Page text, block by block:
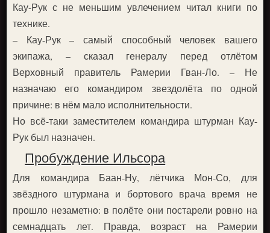
Кау-Рук с не меньшим увлечением читал книги по
технике.
– Кау-Рук – самый способный человек вашего
экипажа, – сказал генералу перед отлётом
Верховный правитель Рамерии Гван-Ло. – Не
назначаю его командиром звездолёта по одной
причине: в нём мало исполнительности.
Но всё-таки заместителем командира штурман Кау-
Рук был назначен.
Пробуждение Ильсора
Для командира Баан-Ну, лётчика Мон-Со, для
звёздного штурмана и бортового врача время не
прошло незаметно: в полёте они постарели ровно на
семнадцать лет. Правда, возраст на Рамерии